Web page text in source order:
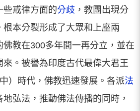
些戒律方面的分歧 ，教團出現分
根本分裂形成了大眾和上座兩
佛教在300多年間一再分立，並在
來。被譽為印度古代最偉大君王
）時代，佛教迅速發展。各派法
弘法，推動佛法傳播的同時，